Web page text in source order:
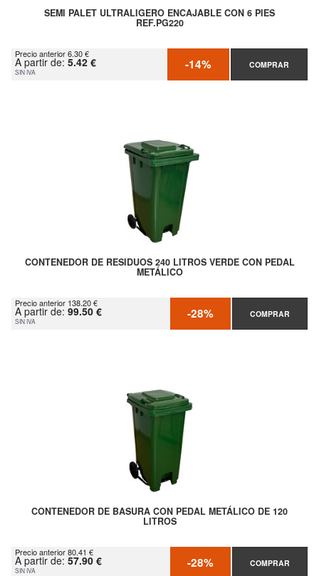
SEMI PALET ULTRALIGERO ENCAJABLE CON 6 PIES
REF.PG220
Precio anterior 6.30 €
A partir de: 5.42 €
SIN IVA -14% COMPRAR
CONTENEDOR DE RESIDUOS 240 LITROS VERDE CON PEDAL
METÁLICO
Precio anterior 138.20 €
A partir de: 99.50 €
SIN IVA -28% COMPRAR
CONTENEDOR DE BASURA CON PEDAL METÁLICO DE 120
LITROS
Precio anterior 80.41 €
A partir de: 57.90 €
SIN IVA -28% COMPRAR